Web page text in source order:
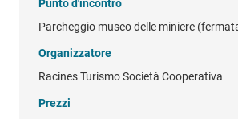
Punto d'incontro
Parcheggio museo delle miniere
Organizzatore
Racines Turismo Società Cooperativa
Prezzi